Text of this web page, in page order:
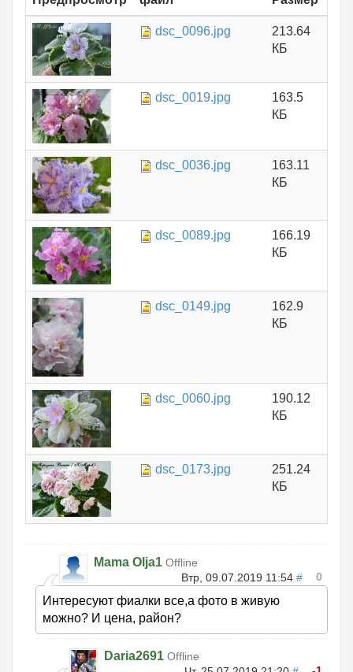
dsc_0096.jpg
213.64
КБ
dsc_0019.jpg
163.5
КБ
dsc_0036.jpg
163.11
КБ
dsc_0089.jpg
166.19
КБ
dsc_0149.jpg
162.9
КБ
dsc_0060.jpg
190.12
КБ
dsc_0173.jpg
251.24
КБ
Mama Olja1 Offline
Втр, 09.07.2019 11:54 # 0
Интересуют фиалки все,а фото в живую
можно? И цена, район?
Daria2691 Offline